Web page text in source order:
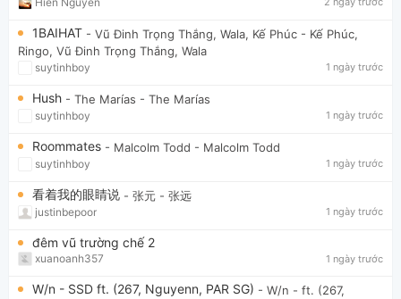
1BAIHAT - Vũ Đinh Trọng Thắng, Wala, Kế Phúc - Kế Phúc,
Ringo, Vũ Đinh Trọng Thắng, Wala
suytinhboy 1 ngày trước
Hush - The Marías - The Marías
suytinhboy 1 ngày trước
Roommates - Malcolm Todd - Malcolm Todd
suytinhboy 1 ngày trước
看着我的眼睛说 - 张元 - 张远
justinbepoor 1 ngày trước
đêm vũ trường chế 2
xuanoanh357 1 ngày trước
W/n - SSD ft. (267, Nguyenn, PAR SG) - W/n - ft. (267,